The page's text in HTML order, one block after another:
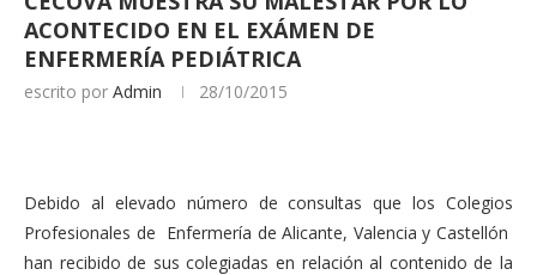
ACONTECIDO EN EL EXÁMEN DE
ENFERMERÍA PEDIÁTRICA
escrito por Admin 28/10/2015
Debido al elevado número de consultas que los Colegios
Profesionales de Enfermería de Alicante, Valencia y Castellón
han recibido de sus colegiadas en relación al contenido de la